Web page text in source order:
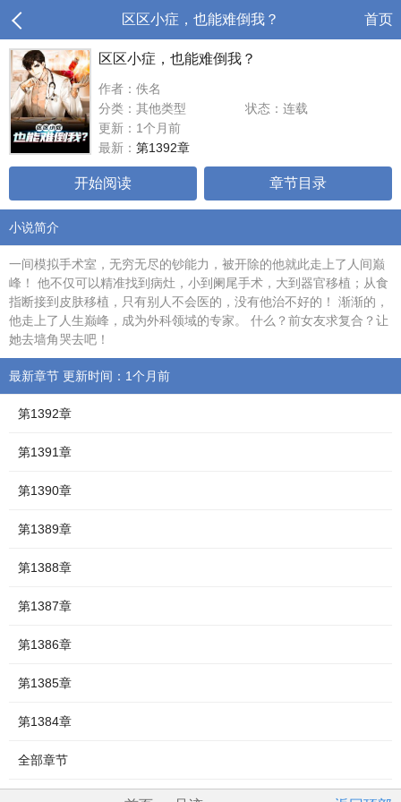
区区小症，也能难倒我？ 首页
区区小症，也能难倒我？
作者：佚名
分类：其他类型
状态：连载
更新：1个月前
最新： 第1392章
开始阅读 章节目录
小说简介
一间模拟手术室，无穷无尽的钞能力，被开除的他就此走上了人间巅
峰！ 他不仅可以精准找到病灶，小到阑尾手术，大到器官移植；从食
指断接到皮肤移植，只有别人不会医的，没有他治不好的！ 渐渐的，
他走上了人生巅峰，成为外科领域的专家。 什么？前女友求复合？让
她去墙角哭去吧！
最新章节 更新时间：1个月前
第1392章
第1391章
第1390章
第1389章
第1388章
第1387章
第1386章
第1385章
第1384章
全部章节